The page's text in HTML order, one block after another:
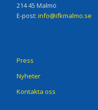
214 45 Malmö
E-post: info@ifkmalmo.se
Press
Nyheter
Kontakta oss